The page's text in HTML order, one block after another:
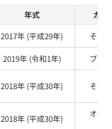
年式
カラ
2017年 (平成29年)
その他
2019年 (令和1年) ブルー
2018年 (平成30年) その他
2018年 (平成30年)
オレ